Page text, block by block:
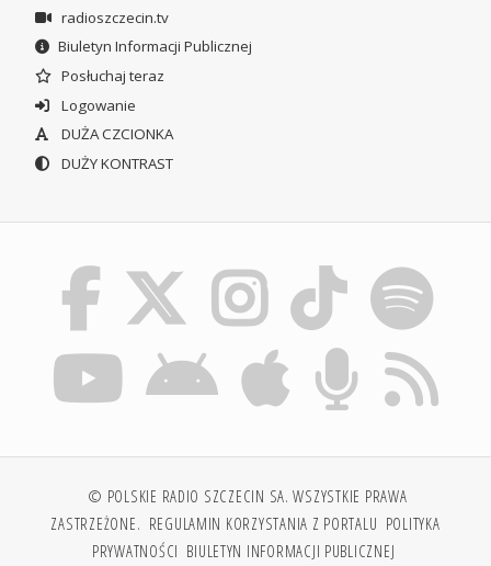
radioszczecin.tv
Biuletyn Informacji Publicznej
Posłuchaj teraz
Logowanie
DUŻA CZCIONKA
DUŻY KONTRAST
© POLSKIE RADIO SZCZECIN SA. WSZYSTKIE PRAWA
ZASTRZEŻONE. REGULAMIN KORZYSTANIA Z PORTALU POLITYKA
PRYWATNOŚCI BIULETYN INFORMACJI PUBLICZNEJ